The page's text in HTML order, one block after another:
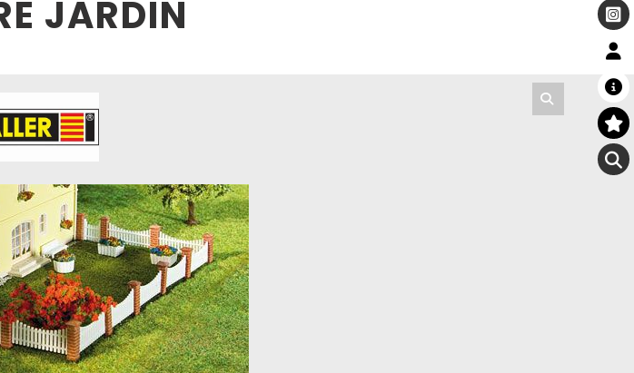
JARDIN